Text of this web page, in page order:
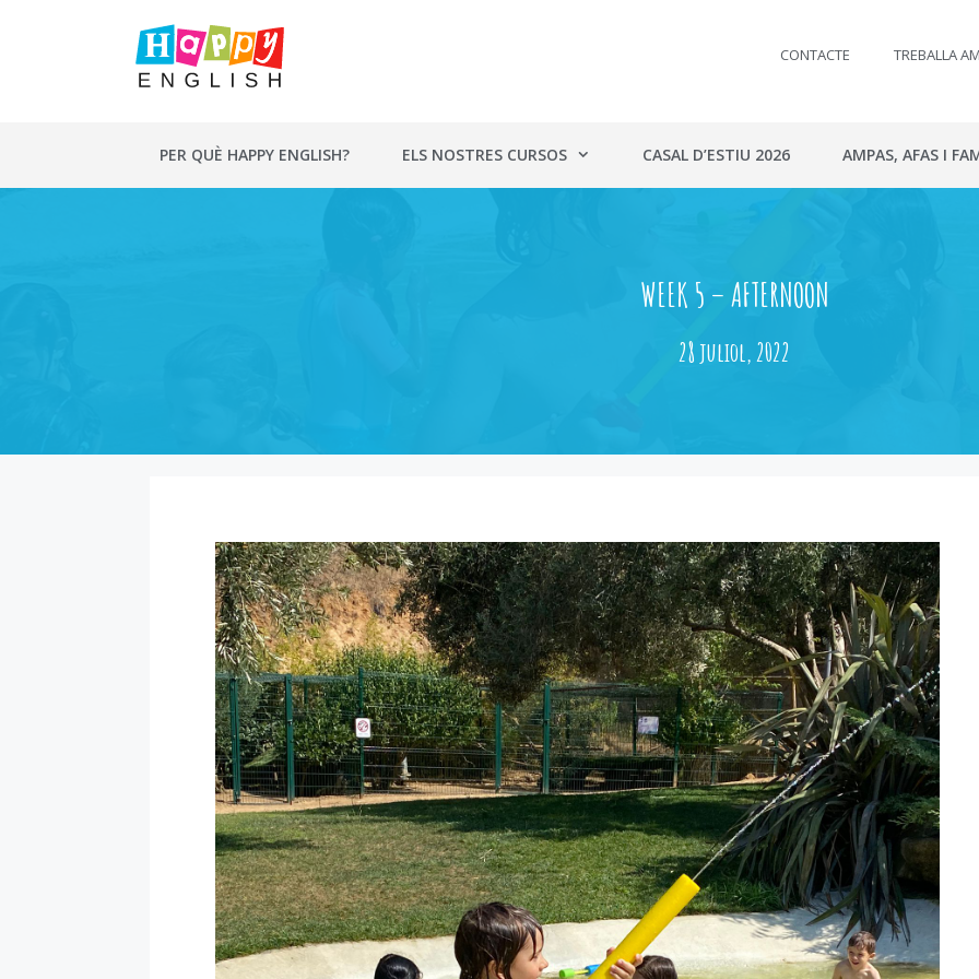
CONTACTE TREBALLA
PER QUÈ HAPPY ENGLISH? ELS NOSTRES CURSOS CASAL D’ESTIU 2026 AMPAS, AFAS I
WEEK 5 – AFTERNOON
28 juliol, 2022